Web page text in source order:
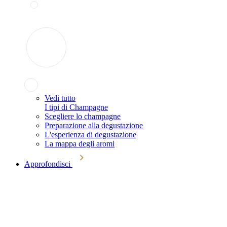
Vedi tutto
I tipi di Champagne
Scegliere lo champagne
Preparazione alla degustazione
L'esperienza di degustazione
La mappa degli aromi
Approfondisci